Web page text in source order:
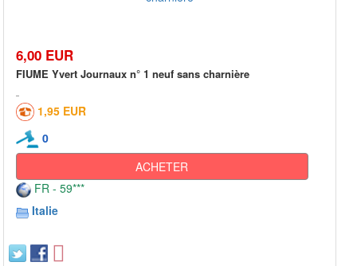
6,00 EUR
FIUME Yvert Journaux n° 1 neuf sans charnière
1,95 EUR
0
ACHETER
FR - 59***
Italie